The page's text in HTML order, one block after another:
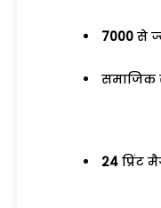
7000 से
समाजिक
24 प्रिंट